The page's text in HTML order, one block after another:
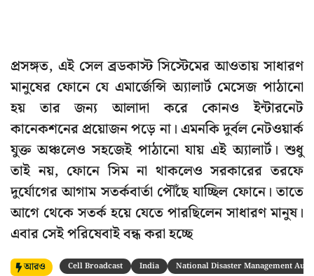
প্রসঙ্গত, এই সেল ব্রডকাস্ট সিস্টেমের আওতায় সাধারণ
মানুষের ফোনে যে এমার্জেন্সি অ্যালার্ট মেসেজ পাঠানো
হয় তার জন্য আলাদা করে কোনও ইন্টারনেট
কানেকশনের প্রয়োজন পড়ে না। এমনকি দুর্বল নেটওয়ার্ক
যুক্ত অঞ্চলেও সহজেই পাঠানো যায় এই অ্যালার্ট। শুধু
তাই নয়, ফোনে সিম না থাকলেও সরকারের তরফে
দুর্যোগের আগাম সতর্কবার্তা পৌঁছে যাচ্ছিল ফোনে। তাতে
আগে থেকে সতর্ক হয়ে যেতে পারছিলেন সাধারণ মানুষ।
এবার সেই পরিষেবাই বন্ধ করা হচ্ছে
আরও Cell Broadcast India National Disaster Management